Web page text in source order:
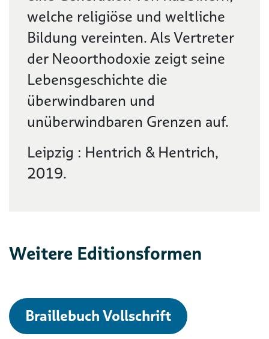
welche religiöse und weltliche
Bildung vereinten. Als Vertreter
der Neoorthodoxie zeigt seine
Lebensgeschichte die
überwindbaren und
unüberwindbaren Grenzen auf.
Leipzig : Hentrich & Hentrich,
2019.
Weitere Editionsformen
Braillebuch Vollschrift